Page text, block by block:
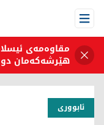
Open Menu
مقاوەمەی
هێرشەکەمان
ئابووری